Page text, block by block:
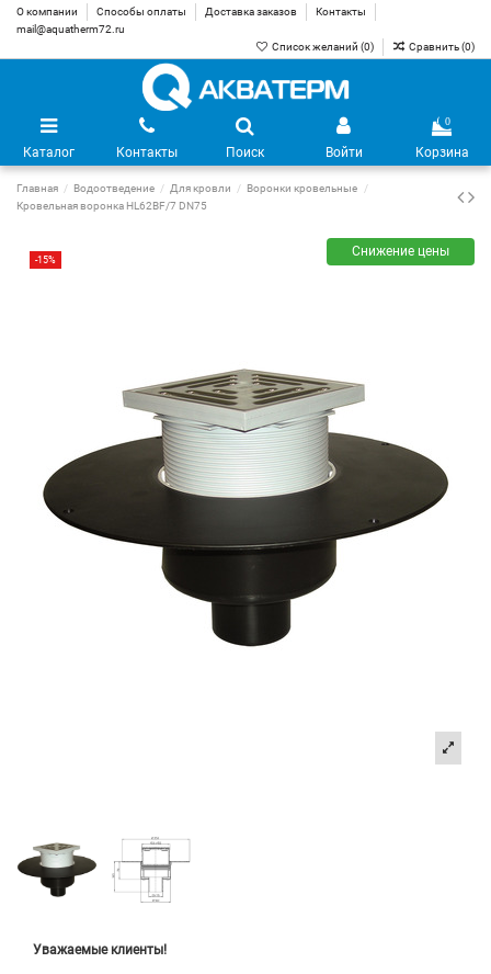
О компании Способы оплаты Доставка заказов
Контакты
mail@aquatherm72.ru
Список желаний (0) Сравнить (0)
Каталог Контакты Поиск Войти
0
Корзина
Главная Водоотведение Для кровли
Воронки кровельные
Кровельная воронка HL62BF/7 DN75
-15%
Снижение цены
Уважаемые клиенты!